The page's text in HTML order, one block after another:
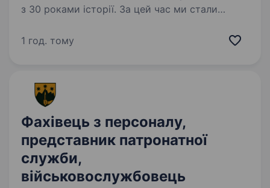
з 30 роками історії. За цей час ми стали
з 4000 людей, де кожен присвячений місії —
1 год. тому
Фахівець з персоналу,
представник патронатної
служби,
військовослужбовець